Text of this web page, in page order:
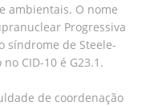
ambientais. O nome
Progressiva
síndrome de Steele-
CID-10 é G23.1.
de coordenação